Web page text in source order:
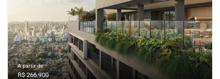
A partir de:
R$ 266.900